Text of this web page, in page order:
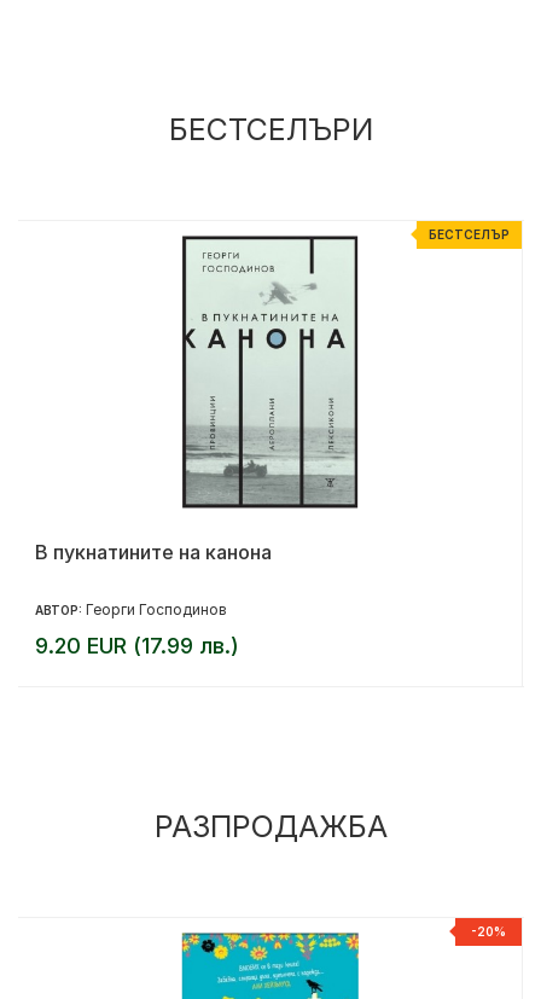
БЕСТСЕЛЪРИ
БЕСТСЕЛЪР
В пукнатините на канона
АВТОР: Георги Господинов
9.20 EUR (17.99 лв.)
РАЗПРОДАЖБА
-20%